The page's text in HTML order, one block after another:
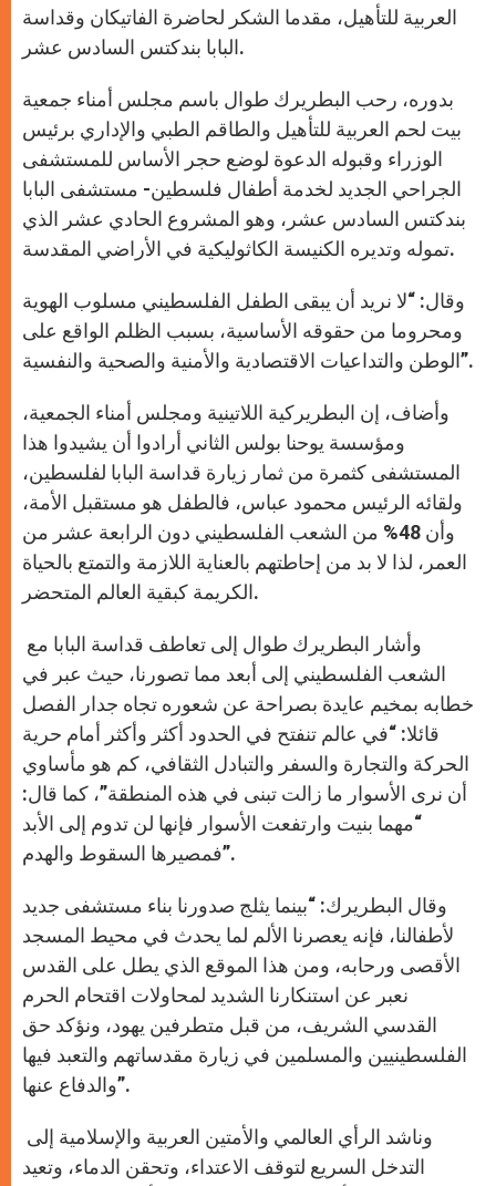
العربية للتأهيل، مقدما الشكر لحاضرة الفاتيكان وقداسة
البابا بندكتس السادس عشر.
بدوره، رحب البطريرك طوال باسم مجلس أمناء جمعية
بيت لحم العربية للتأهيل والطاقم الطبي والإداري برئيس
الوزراء وقبوله الدعوة لوضع حجر الأساس للمستشفى
الجراحي الجديد لخدمة أطفال فلسطين- مستشفى البابا
بندكتس السادس عشر، وهو المشروع الحادي عشر الذي
تموله وتديره الكنيسة الكاثوليكية في الأراضي المقدسة.
وقال: “لا نريد أن يبقى الطفل الفلسطيني مسلوب الهوية
ومحروما من حقوقه الأساسية، بسبب الظلم الواقع على
الوطن والتداعيات الاقتصادية والأمنية والصحية والنفسية”.
وأضاف، إن البطريركية اللاتينية ومجلس أمناء الجمعية،
ومؤسسة يوحنا بولس الثاني أرادوا أن يشيدوا هذا
المستشفى كثمرة من ثمار زيارة قداسة البابا لفلسطين،
ولقائه الرئيس محمود عباس، فالطفل هو مستقبل الأمة،
وأن 48% من الشعب الفلسطيني دون الرابعة عشر من
العمر، لذا لا بد من إحاطتهم بالعناية اللازمة والتمتع بالحياة
الكريمة كبقية العالم المتحضر.
الشعب الفلسطيني إلى أبعد مما تصورنا، حيث عبر في
خطابه بمخيم عايدة بصراحة عن شعوره تجاه جدار الفصل
قائلا: “في عالم تنفتح في الحدود أكثر وأكثر أمام حرية
الحركة والتجارة والسفر والتبادل الثقافي، كم هو مأساوي
أن نرى الأسوار ما زالت تبنى في هذه المنطقة”، كما قال:
“مهما بنيت وارتفعت الأسوار فإنها لن تدوم إلى الأبد
فمصيرها السقوط والهدم”.
وقال البطريرك: “بينما يثلج صدورنا بناء مستشفى جديد
لأطفالنا، فإنه يعصرنا الألم لما يحدث في محيط المسجد
الأقصى ورحابه، ومن هذا الموقع الذي يطل على القدس
نعبر عن استنكارنا الشديد لمحاولات اقتحام الحرم
القدسي الشريف، من قبل متطرفين يهود، ونؤكد حق
الفلسطينيين والمسلمين في زيارة مقدساتهم والتعبد فيها
والدفاع عنها”.
التدخل السريع لتوقف الاعتداء، وتحقن الدماء، وتعيد